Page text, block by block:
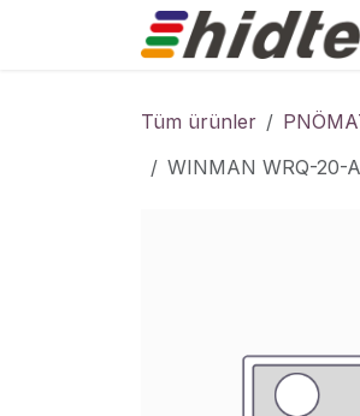
Tüm ürünler
WINMAN WRQ-20-